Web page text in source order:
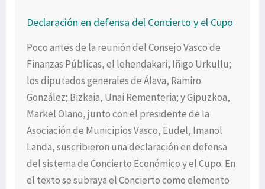
Declaración en defensa del Concierto y el Cupo
Poco antes de la reunión del Consejo Vasco de
Finanzas Públicas, el lehendakari, Iñigo Urkullu;
los diputados generales de Álava, Ramiro
González; Bizkaia, Unai Rementeria; y Gipuzkoa,
Markel Olano, junto con el presidente de la
Asociación de Municipios Vasco, Eudel, Imanol
Landa, suscribieron una declaración en defensa
del sistema de Concierto Económico y el Cupo. En
el texto se subraya el Concierto como elemento